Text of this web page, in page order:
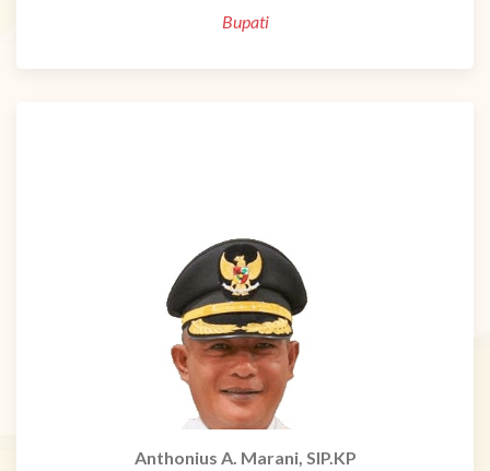
Bupati
Anthonius A. Marani, SIP.KP